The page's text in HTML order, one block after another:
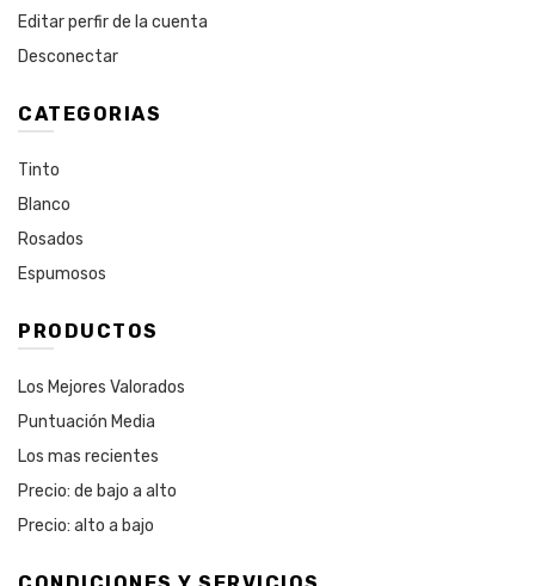
Editar perfir de la cuenta
Desconectar
CATEGORIAS
Tinto
Blanco
Rosados
Espumosos
PRODUCTOS
Los Mejores Valorados
Puntuación Media
Los mas recientes
Precio: de bajo a alto
Precio: alto a bajo